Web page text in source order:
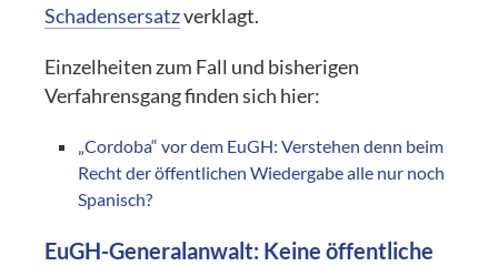
Schadensersatzverklagt.
Einzelheiten zum Fall und bisherigen
Verfahrensgang finden sich hier:
„Cordoba“ vor dem EuGH: Verstehen denn beim
Recht der öffentlichen Wiedergabe alle nur noch
Spanisch?
EuGH-Generalanwalt: Keine öffentliche